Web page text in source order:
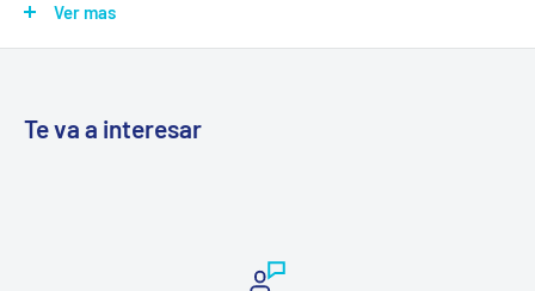
Ver mas
Te va a interesar